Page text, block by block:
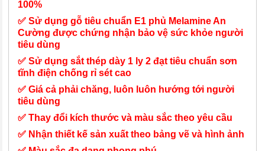
100%
✅ Sử dụng gỗ tiêu chuẩn E1 phủ Melamine An
Cường được chứng nhận bảo vệ sức khỏe người
tiêu dùng
✅ Sử dụng sắt thép dày 1 ly 2 đạt tiêu chuẩn sơn
tĩnh điện chống rỉ sét cao
✅ Giá cả phải chăng, luôn luôn hướng tới người
tiêu dùng
✅ Thay đổi kích thước và màu sắc theo yêu cầu
✅ Nhận thiết kế sản xuất theo bảng vẽ và hình ảnh